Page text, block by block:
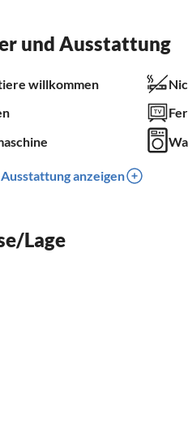
und Ausstattung
willkommen
anzeigen
Lage